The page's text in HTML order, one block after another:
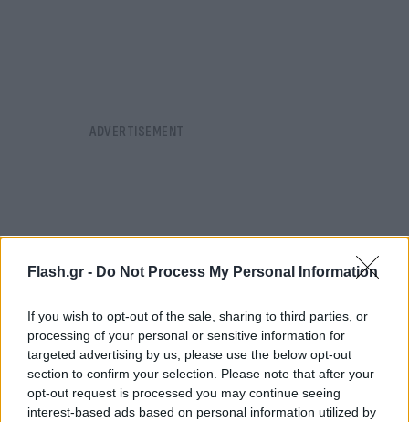
Flash.gr - Do Not Process My Personal Information
If you wish to opt-out of the sale, sharing to third parties, or
processing of your personal or sensitive information for
targeted advertising by us, please use the below opt-out
section to confirm your selection. Please note that after your
opt-out request is processed you may continue seeing
interest-based ads based on personal information utilized by